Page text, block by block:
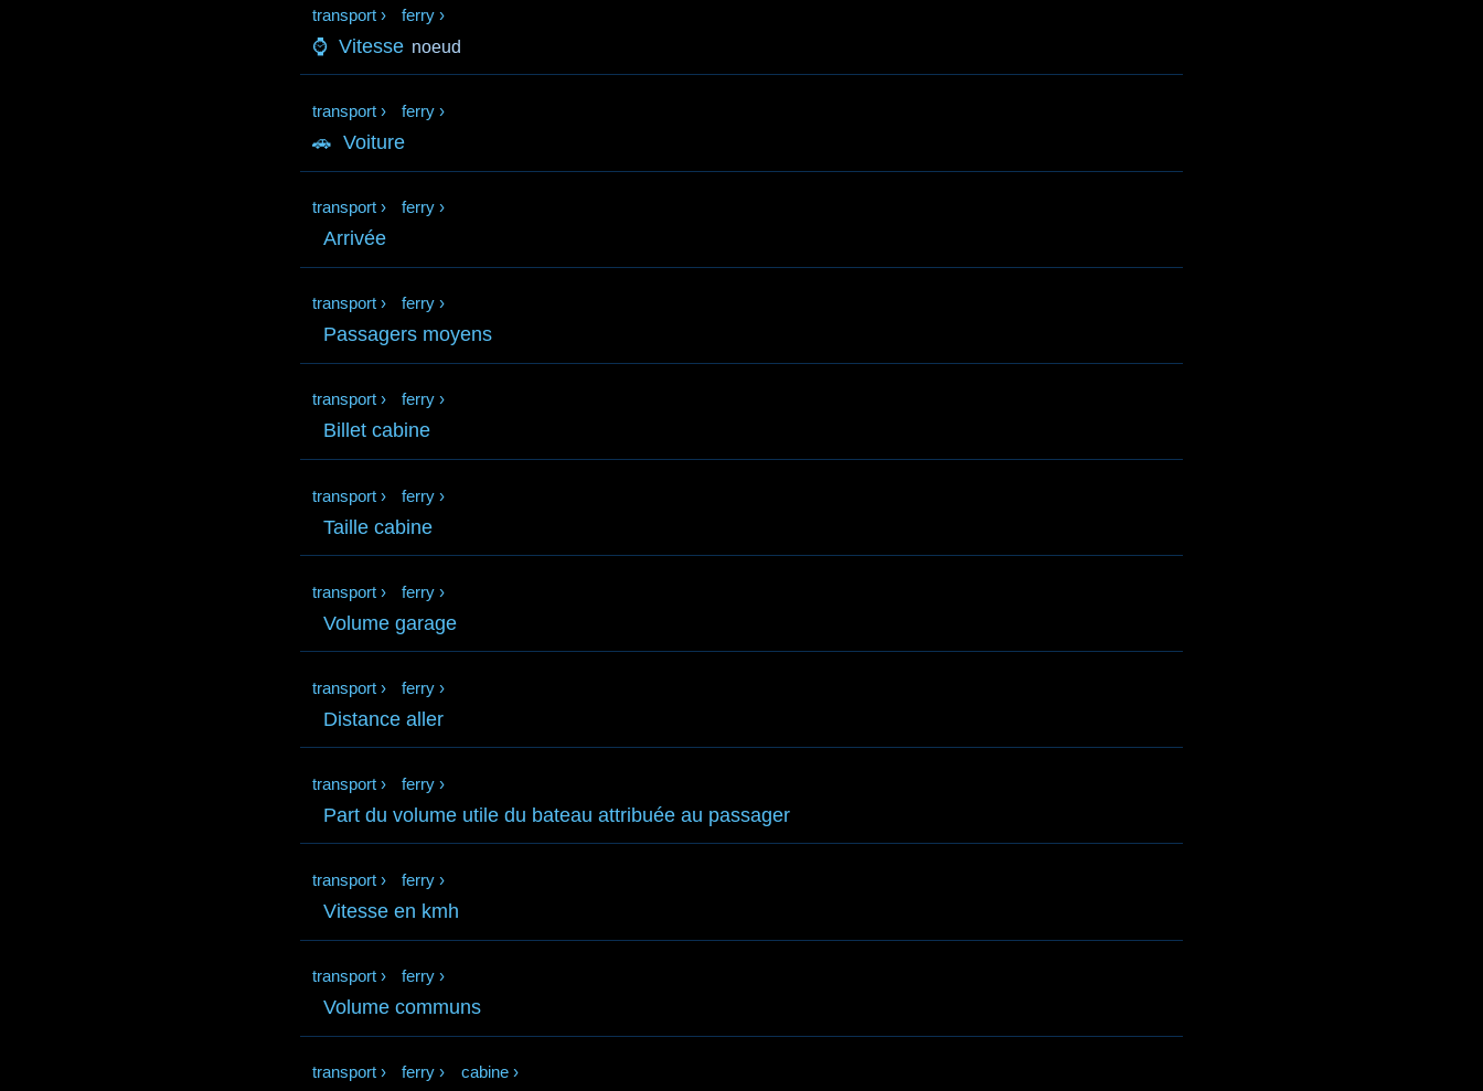
transport › ferry ›
⌚ Vitesse noeud
transport › ferry ›
🚗 Voiture
transport › ferry ›
Arrivée
transport › ferry ›
Passagers moyens
transport › ferry ›
Billet cabine
transport › ferry ›
Taille cabine
transport › ferry ›
Volume garage
transport › ferry ›
Distance aller
transport › ferry ›
Part du volume utile du bateau attribuée au passager
transport › ferry ›
Vitesse en kmh
transport › ferry ›
Volume communs
transport › ferry › cabine ›